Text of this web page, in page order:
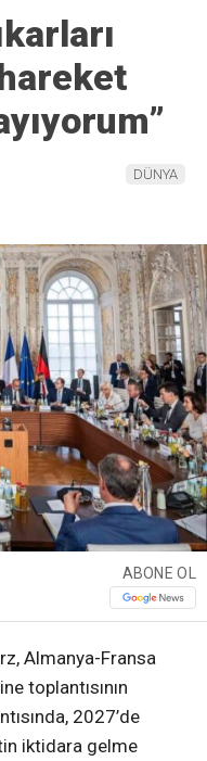
DÜNYA
ABONE OL
Almanya-Fransa
toplantısının
2027’de
iktidara gelme